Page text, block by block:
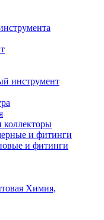
инструмент
коллекторы
и фитинги
и фитинги
Химия,